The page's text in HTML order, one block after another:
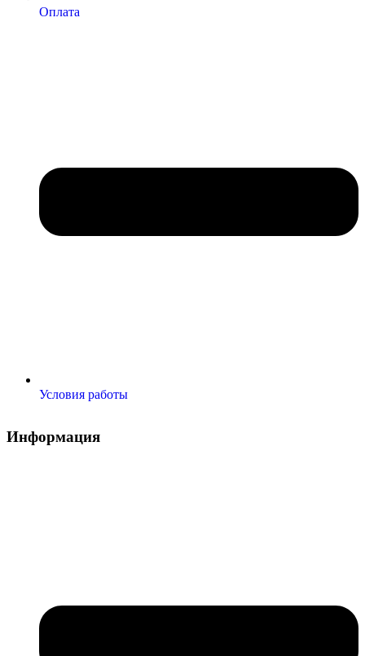
Оплата
Условия работы
Информация